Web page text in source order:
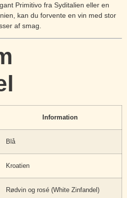
Primitivo fra Syditalien eller en
kan du forvente en vin med stor
af smag.
Information
Blå
Kroatien
Rødvin og rosé (White Zinfandel)